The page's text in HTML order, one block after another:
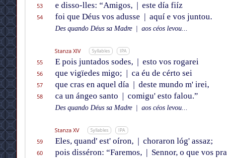
53
e disso-lles: “Amigos, | este día fiíz
54
foi que Déus vos adusse | aquí e vos juntou.
Des quando Déus sa Madre
aos céos levou...
Stanza XIV Syllables IPA
55 E pois juntados sodes, | esto vos rogarei
56
que vigïedes migo; | ca éu de cérto sei
57
que cras en aquel día | deste mundo m' irei,
58
ca un ángeo santo | comigu' esto falou.”
Des quando Déus sa Madre
aos céos levou...
Stanza XV Syllables IPA
59 Eles, quand' est' oíron, | choraron lóg' assaz;
60
pois disséron: “Faremos, | Sennor, o que vos